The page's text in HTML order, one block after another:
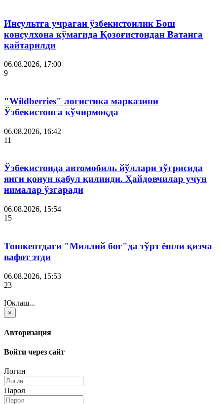
Инсультга учраган ўзбекистонлик Бош
консулхона кўмагида Қозоғистондан Ватанга
қайтарилди
06.08.2026, 17:00
9
"Wildberries" логистика марказини
Ўзбекистонга кўчирмоқда
06.08.2026, 16:42
11
Ўзбекистонда автомобиль йўллари тўғрисида
янги қонун қабул қилинди. Ҳайдовчилар учун
нималар ўзгаради
06.08.2026, 15:54
15
Тошкентдаги "Миллий боғ"да тўрт ёшли қизча
вафот этди
06.08.2026, 15:53
23
Юклаш...
×
Авторизация
Войти через сайт
Логин
Парол